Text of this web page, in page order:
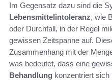
Im Gegensatz dazu sind die
Lebensmittelintoleranz, wie
oder Durchfall, in der Regel
gewissen Zeitspanne auf.
Zusammenhang mit der
was bedeutet, dass eine
Behandlung konzentriert sich